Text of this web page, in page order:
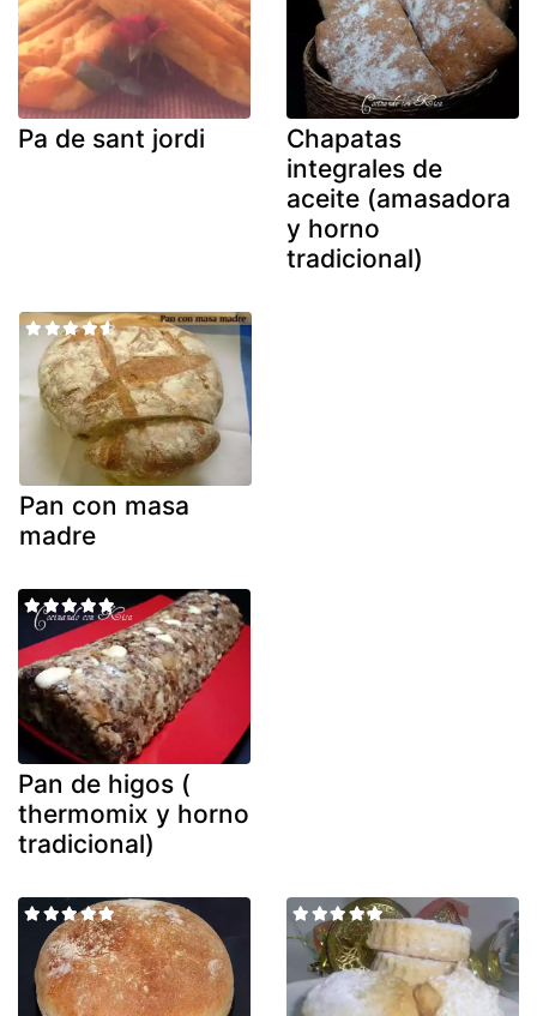
Pa de sant jordi
Chapatas
integrales de
aceite (amasadora
y horno
tradicional)
Pan con masa
madre
Pan de higos (
thermomix y horno
tradicional)